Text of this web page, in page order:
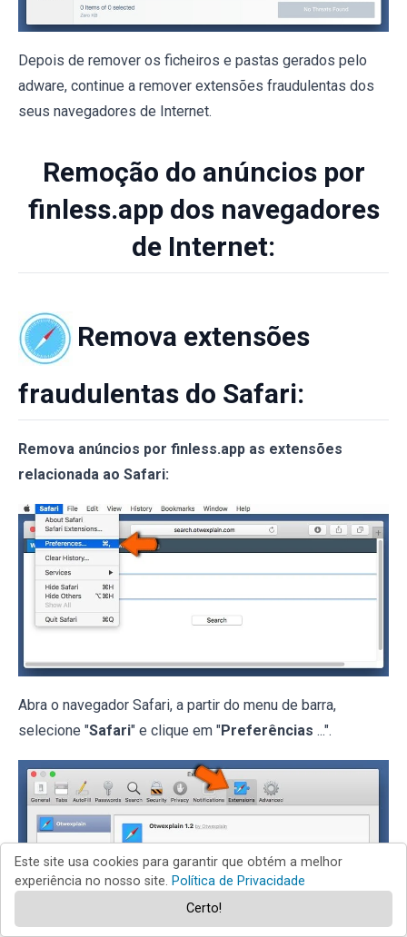
Depois de remover os ficheiros e pastas gerados pelo
adware, continue a remover extensões fraudulentas dos
seus navegadores de Internet.
Remoção do anúncios por
finless.app dos navegadores
de Internet:
Remova extensões
fraudulentas do Safari:
Remova anúncios por finless.app as extensões
relacionada ao Safari:
Abra o navegador Safari, a partir do menu de barra,
selecione "Safari" e clique em "Preferências ...".
Este site usa cookies para garantir que obtém a melhor
experiência no nosso site. Política de Privacidade
Certo!